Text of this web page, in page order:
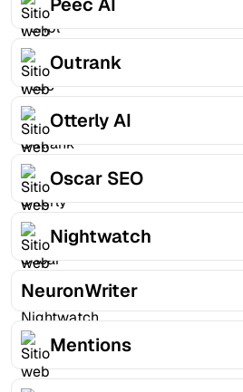
Outrank
Otterly AI
Oscar SEO
Nightwatch
NeuronWriter
Mentions